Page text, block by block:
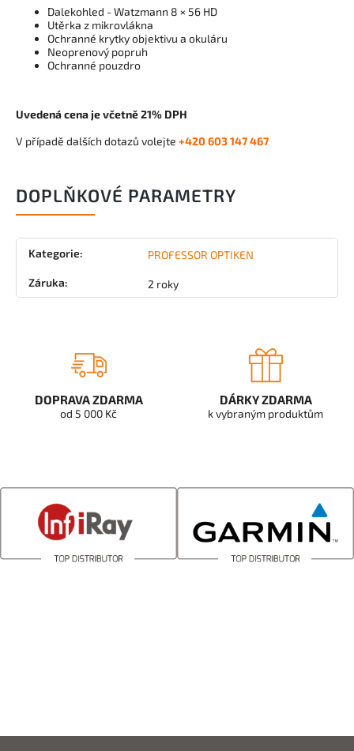
Dalekohled - Watzmann 8 × 56 HD
Utěrka z mikrovlákna
Ochranné krytky objektivu a okuláru
Neoprenový popruh
Ochranné pouzdro
Uvedená cena je včetně 21% DPH
V případě dalších dotazů volejte +420 603 147 467
DOPLŇKOVÉ PARAMETRY
Kategorie: PROFESSOR OPTIKEN
Záruka: 2 roky
DOPRAVA ZDARMA
od 5 000 Kč
DÁRKY ZDARMA
k vybraným produktům